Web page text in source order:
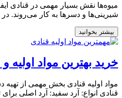
میوه‌ها نقش بسیار مهمی در قنادی
شیرینی‌ها و دسرها به کار می‌روند. در
بیشتر بخوانید
خرید بهترین مواد اولیه و
قنادی انواع: آرد سفید: آرد اصلی